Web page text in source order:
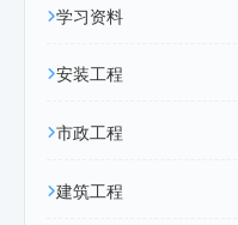
学习资料
安装工程
市政工程
建筑工程